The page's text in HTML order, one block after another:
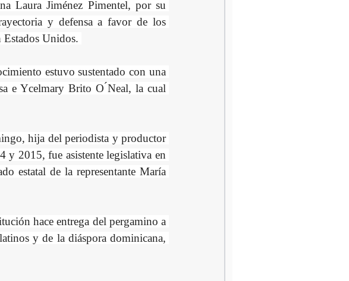
Laura Jiménez Pimentel, por su
y defensa a favor de los
Estados Unidos.
estuvo sustentado con una
e Ycelmary Brito O ́Neal, la cual
hija del periodista y productor
y 2015, fue asistente legislativa en
estatal de la representante María
hace entrega del pergamino a
y de la diáspora dominicana,